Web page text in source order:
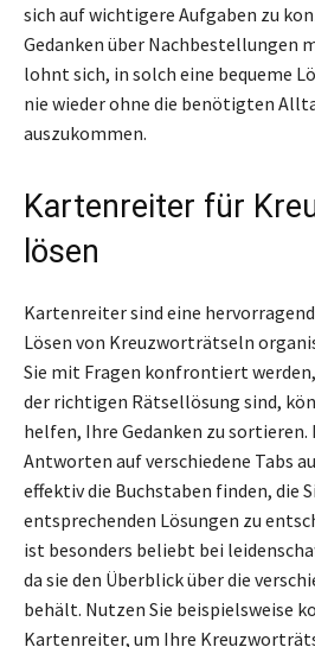
sich auf wichtigere Aufgaben zu
Gedanken über Nachbestellungen
lohnt sich, in solch eine bequeme
nie wieder ohne die benötigten
auszukommen.
Kartenreiter für
lösen
Kartenreiter sind eine
Lösen von Kreuzworträtseln
Sie mit Fragen konfrontiert werden,
der richtigen Rätsellösung sind,
helfen, Ihre Gedanken zu sortieren.
Antworten auf verschiedene Tabs
effektiv die Buchstaben finden, die
entsprechenden Lösungen zu
ist besonders beliebt bei
da sie den Überblick über die
behält. Nutzen Sie beispielsweise
Kartenreiter, um Ihre